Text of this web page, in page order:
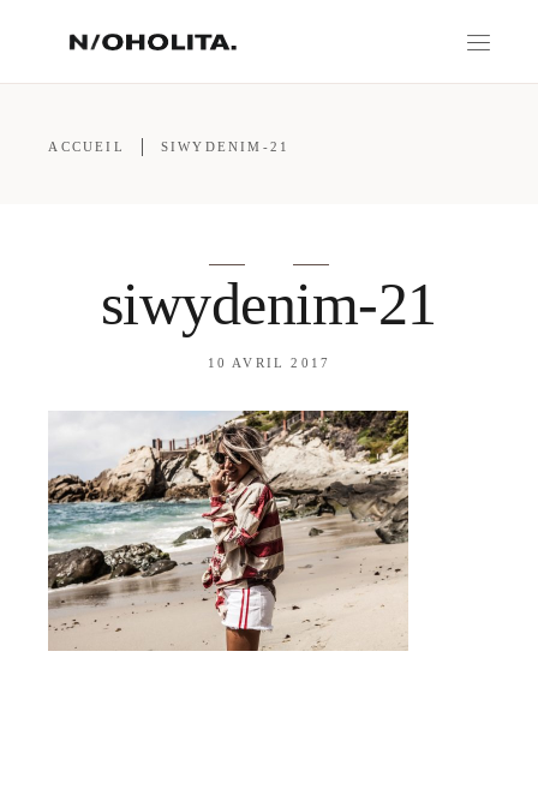
ACCUEIL SIWYDENIM-21
siwydenim-21
10 AVRIL 2017